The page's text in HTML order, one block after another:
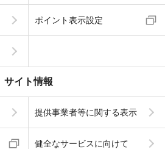
ポイント表示設定
サイト情報
提供事業者等に関する表示
健全なサービスに向けて